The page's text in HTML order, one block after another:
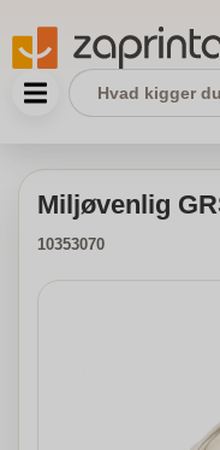
Miljøvenlig
10353070